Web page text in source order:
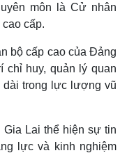
môn là Cử nhân
cấp.
bộ cấp cao của Đảng
chỉ huy, quản lý quan
dài trong lực lượng vũ
Lai thể hiện sự tin
lực và kinh nghiệm